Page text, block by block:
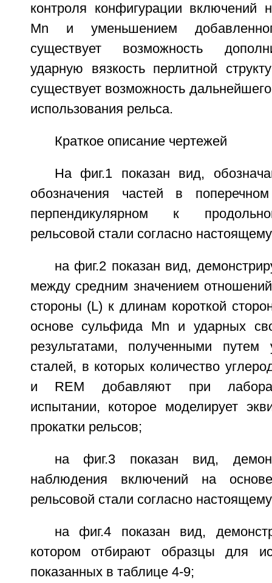
контроля конфигурации включений
Mn и уменьшением
существует возможность
ударную вязкость перлитной
существует возможность
использования рельса.
Краткое описание чертежей
На фиг.1 показан вид,
обозначения частей в
перпендикулярном к
рельсовой стали согласно
на фиг.2 показан вид,
между средним значением
стороны (L) к длинам короткой
основе сульфида Mn и ударных
результатами, полученными путем
сталей, в которых количество
и REM добавляют при
испытании, которое моделирует
прокатки рельсов;
на фиг.3 показан вид,
наблюдения включений на
рельсовой стали согласно
на фиг.4 показан вид,
котором отбирают образцы для
показанных в таблице 4-9;